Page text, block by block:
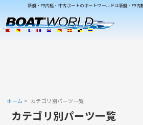
新艇・中古艇・中古ボートのボートワールドは新艇・中古
ホーム カテゴリ別パーツ一覧
カテゴリ別パーツ一覧